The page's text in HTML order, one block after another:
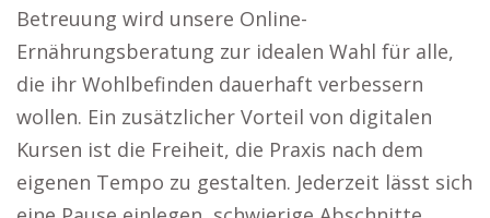
Betreuung wird unsere Online-
Ernährungsberatung zur idealen Wahl für alle,
die ihr Wohlbefinden dauerhaft verbessern
wollen. Ein zusätzlicher Vorteil von digitalen
Kursen ist die Freiheit, die Praxis nach dem
eigenen Tempo zu gestalten. Jederzeit lässt sich